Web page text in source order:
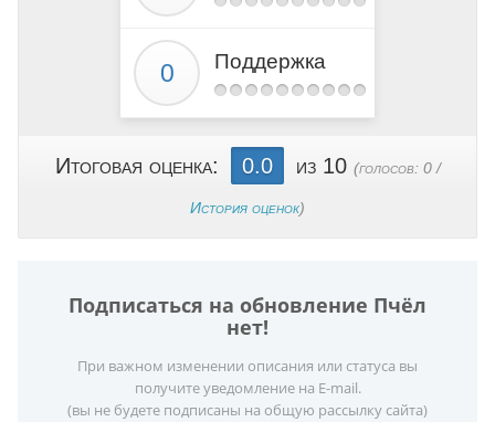
Поддержка
Итоговая оценка: 0.0 из 10 (голосов: 0/
История оценок)
Подписаться на обновление Пчёл
нет!
При важном изменении описания или статуса вы
получите уведомление на E-mail.
(вы не будете подписаны на общую рассылку сайта)